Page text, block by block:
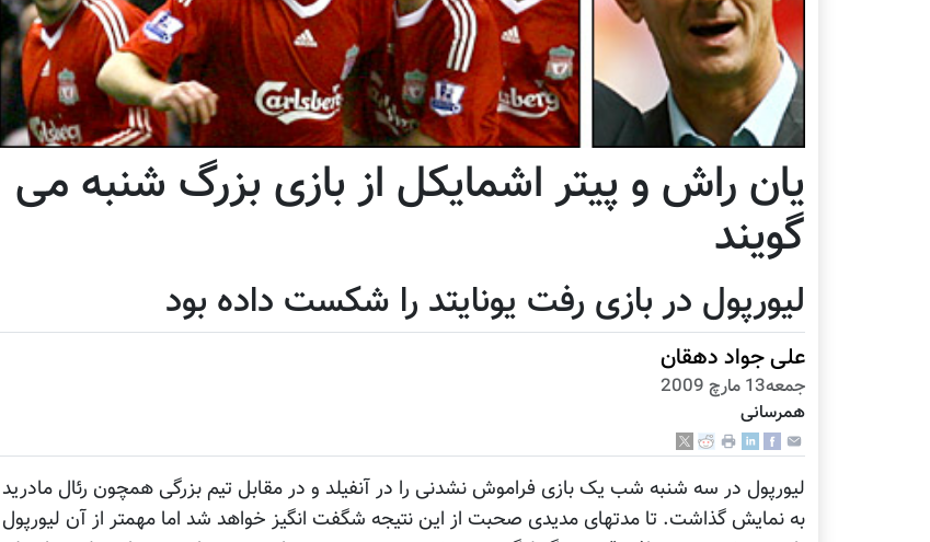
یان راش و پیتر اشمایکل از بازی بزرگ شنبه می
گویند
لیورپول در بازی رفت یونایتد را شکست داده بود
علی جواد دهقان
جمعه13 مارچ 2009
همرسانی
لیورپول در سه شنبه شب یک بازی فراموش نشدنی را در آنفیلد و در مقابل تیم بزرگی همچون رئال مادرید
به نمایش گذاشت. تا مدتهای مدیدی صحبت از این نتیجه شگفت انگیز خواهد شد اما مهمتر از آن لیورپول